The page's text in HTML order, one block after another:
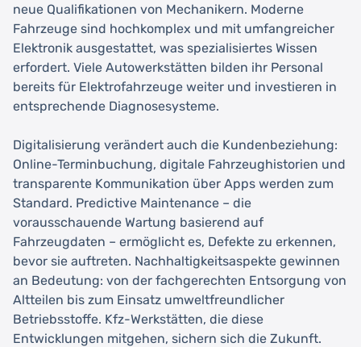
neue Qualifikationen von Mechanikern. Moderne
Fahrzeuge sind hochkomplex und mit umfangreicher
Elektronik ausgestattet, was spezialisiertes Wissen
erfordert. Viele Autowerkstätten bilden ihr Personal
bereits für Elektrofahrzeuge weiter und investieren in
entsprechende Diagnosesysteme.
Digitalisierung verändert auch die Kundenbeziehung:
Online-Terminbuchung, digitale Fahrzeughistorien und
transparente Kommunikation über Apps werden zum
Standard. Predictive Maintenance – die
vorausschauende Wartung basierend auf
Fahrzeugdaten – ermöglicht es, Defekte zu erkennen,
bevor sie auftreten. Nachhaltigkeitsaspekte gewinnen
an Bedeutung: von der fachgerechten Entsorgung von
Altteilen bis zum Einsatz umweltfreundlicher
Betriebsstoffe. Kfz-Werkstätten, die diese
Entwicklungen mitgehen, sichern sich die Zukunft.